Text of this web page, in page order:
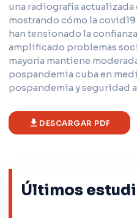
una radiografía
mostrando cómo la
han tensionado la
amplificado problemas
mayoría mantiene
pospandemia cuba en
pospandemia y seguridad
DESCARGAR PDF
Últimos